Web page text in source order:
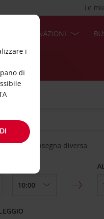
Le
DESTINAZIONI
di riconsegna diversa
i
di